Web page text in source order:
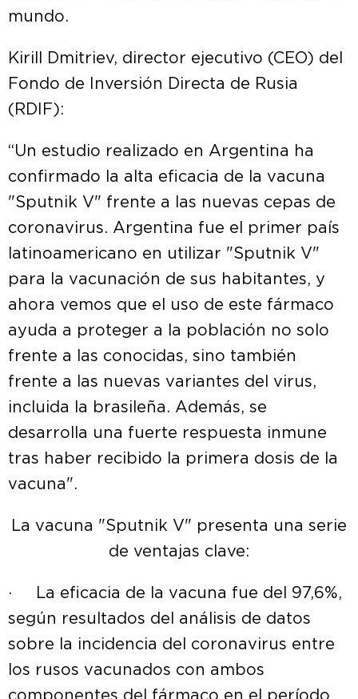
mundo.
Kirill Dmitriev, director ejecutivo (CEO) del
Fondo de Inversión Directa de Rusia
(RDIF):
“Un estudio realizado en Argentina ha
confirmado la alta eficacia de la vacuna
"Sputnik V" frente a las nuevas cepas de
coronavirus. Argentina fue el primer país
latinoamericano en utilizar "Sputnik V"
para la vacunación de sus habitantes, y
ahora vemos que el uso de este fármaco
ayuda a proteger a la población no solo
frente a las conocidas, sino también
frente a las nuevas variantes del virus,
incluida la brasileña. Además, se
desarrolla una fuerte respuesta inmune
tras haber recibido la primera dosis de la
vacuna".
La vacuna "Sputnik V" presenta una serie
de ventajas clave:
· La eficacia de la vacuna fue del 97,6%,
según resultados del análisis de datos
sobre la incidencia del coronavirus entre
los rusos vacunados con ambos
componentes del fármaco en el período